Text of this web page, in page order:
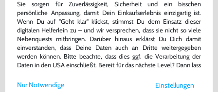
AV Cinchkabel / Cinch Kabel
[Dritthersteller]
nur für MD1 !, ohne OVP, NEU
Controller Verlängerung /
Verlängerungskabel / Extension
9,99 €
Sie sorgen für Zuverlässigkeit, Sicherheit und ein bisschen
persönliche Anpassung, damit Dein Einkaufserlebnis einzigartig ist.
Wenn Du auf "Geht klar" klickst, stimmst Du dem Einsatz dieser
digitalen Helferlein zu – und wir versprechen, dass sie nicht so viele
Nebenquests mitbringen. Darüber hinaus erklärst Du Dich damit
einverstanden, dass Deine Daten auch an Dritte weitergegeben
werden können. Bitte beachte, dass dies ggf. die Verarbeitung der
Daten in den USA einschließt. Bereit für das nächste Level? Dann lass
Weitere Informationen zu den von uns verwendeten Cookies und
Einstellungen
Nur Notwendige